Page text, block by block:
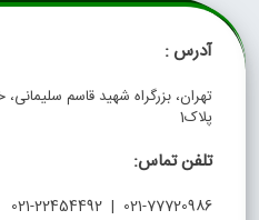
آدرس :
تهران، بزرگراه شهید قاسم
پلاک1
تلفن تماس:
021-77720986 | 021-22454492